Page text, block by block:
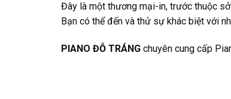
Đây là một thương mại-in, trước thuộc
Bạn có thể đến và thử sự khác biệt với
PIANO ĐỖ TRÁNG chuyên cung cấp